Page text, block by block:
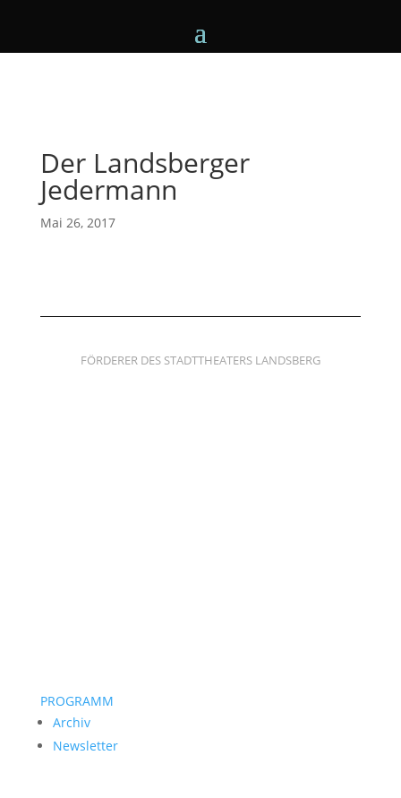
Der Landsberger
Jedermann
Mai 26, 2017
FÖRDERER DES STADTTHEATERS LANDSBERG
PROGRAMM
Archiv
Newsletter